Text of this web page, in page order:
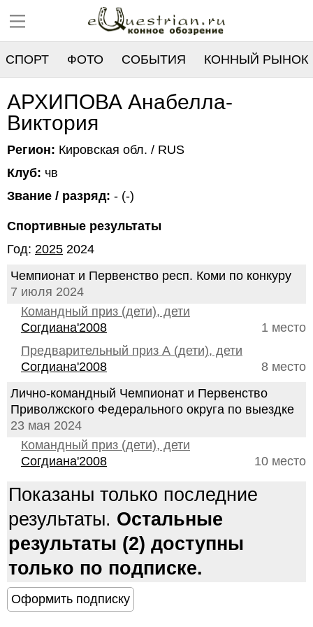
СПОРТ ФОТО СОБЫТИЯ КОННЫЙ РЫНОК
РЕЕСТР
АРХИПОВА Анабелла-
Виктория
Регион: Кировская обл. / RUS
Клуб: чв
Звание / разряд: - (-)
Спортивные результаты
Год: 2025 2024
Чемпионат и Первенство респ. Коми по конкуру
7 июля 2024
Командный приз (дети), дети
1 место
Согдиана'2008
Предварительный приз А (дети), дети
8 место
Согдиана'2008
Лично-командный Чемпионат и Первенство
Приволжского Федерального округа по выездке
23 мая 2024
Командный приз (дети), дети
10 место
Согдиана'2008
Показаны только последние
результаты. Остальные
результаты (2) доступны
только по подписке.